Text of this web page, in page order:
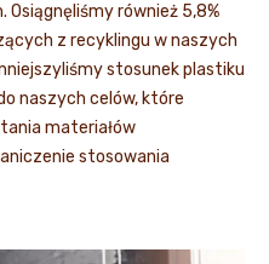
Osiągnęliśmy również 5,8%
z recyklingu w naszych
stosunek plastiku
naszych celów, które
materiałów
stosowania